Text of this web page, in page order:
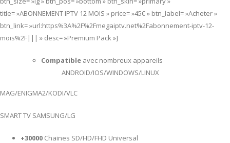
title= »ABONNEMENT IPTV 12 MOIS » price= »45€ » btn_label= »Acheter »
btn_link= »url:https%3A%2F%2Fmegaiptv.net%2Fabonnement-iptv-12-
mois%2F||| » desc= »Premium Pack »]
Compatible avec nombreux appareils
ANDROID/IOS/WINDOWS/LINUX
MAG/ENIGMA2/KODI/VLC
SMART TV SAMSUNG/LG
+30000 Chaines SD/HD/FHD Universal